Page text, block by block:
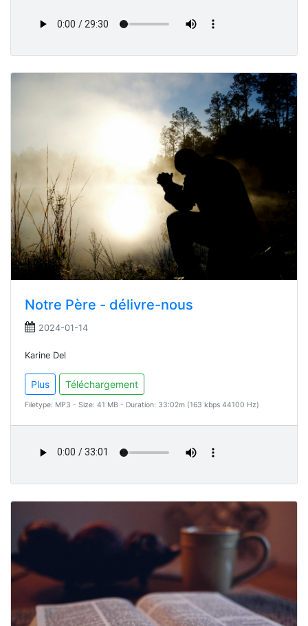
Notre Père - délivre-nous
2024-01-14
Karine Del
Plus Téléchargement
Filetype: MP3 - Size: 41 MB - Duration: 33:02m (163 kbps 44100 Hz)